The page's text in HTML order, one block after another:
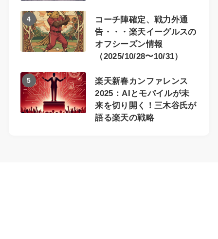
4
コーチ陣確定、戦力外通
告・・・楽天イーグルスの
オフシーズン情報
（2025/10/28〜10/31）
5
楽天新春カンファレンス
2025：AIとモバイルが未
来を切り開く！三木谷氏が
語る楽天の戦略